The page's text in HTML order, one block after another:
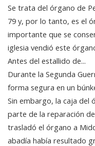
Se trata del órgano de
79 y, por lo tanto, es el
importante que se
iglesia vendió este
Antes del estallido de...
Durante la Segunda
forma segura en un
Sin embargo, la caja del
parte de la reparación
trasladó el órgano a
abadía había resultado